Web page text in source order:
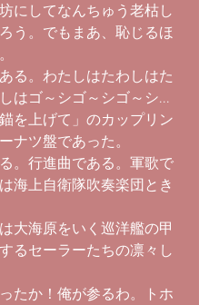
にしてなんちゅう老枯し
う。でもまあ、恥じるほ
る。わたしはたわしはた
はゴ～シゴ～シゴ～シ...
錨を上げて」のカップリン
ナツ盤であった。
。行進曲である。軍歌で
海上自衛隊吹奏楽団とき
大海原をいく巡洋艦の甲
るセーラーたちの凛々し
たか！俺が参るわ。トホ